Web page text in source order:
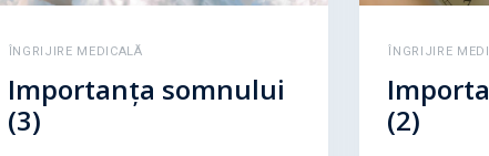
ÎNGRIJIRE MEDICALĂ
Importanța somnului
(3)
ÎNGRIJIRE
(2)